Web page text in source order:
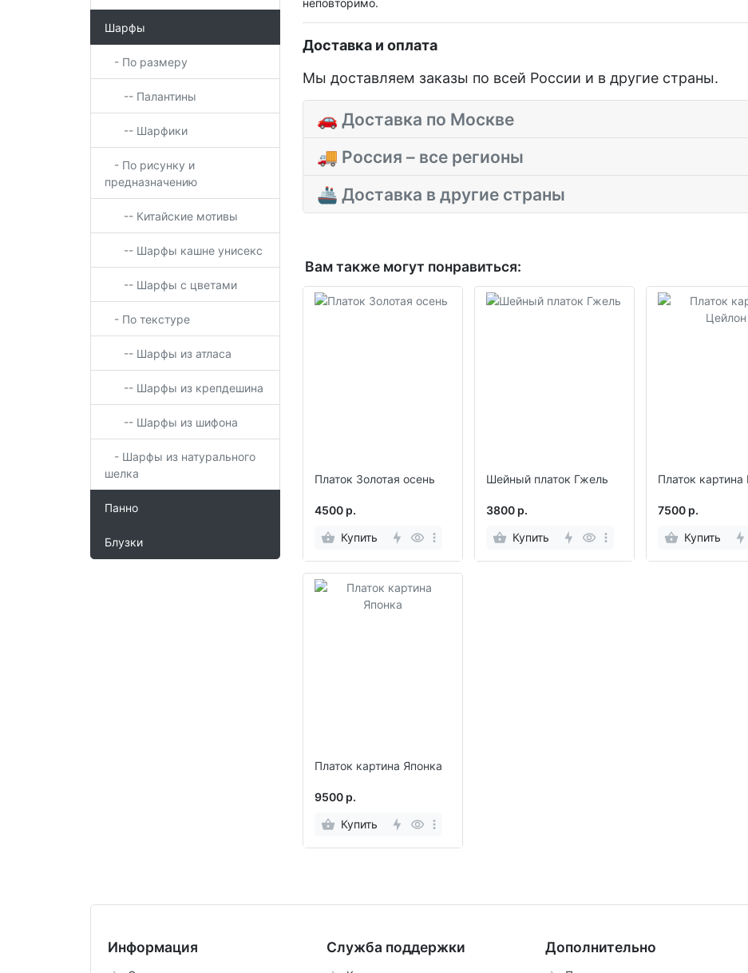
Шарфы
- По размеру
-- Палантины
-- Шарфики
- По рисунку и
предназначению
-- Китайские мотивы
-- Шарфы кашне унисекс
-- Шарфы с цветами
- По текстуре
-- Шарфы из атласа
-- Шарфы из крепдешина
-- Шарфы из шифона
- Шарфы из натурального
шелка
Панно
Блузки
неповторимо.
Доставка и оплата
Мы доставляем заказы по всей России и в другие страны.
🚗 Доставка по Москве
🚚 Россия – все регионы
🚢 Доставка в другие страны
Вам также могут понравиться:
Платок Золотая осень
4500 р.
Купить
Шейный платок Гжель
3800 р.
Купить
Платок картина
7500 р.
Купить
Платок картина Японка
9500 р.
Купить
Информация Служба поддержки Дополнительно